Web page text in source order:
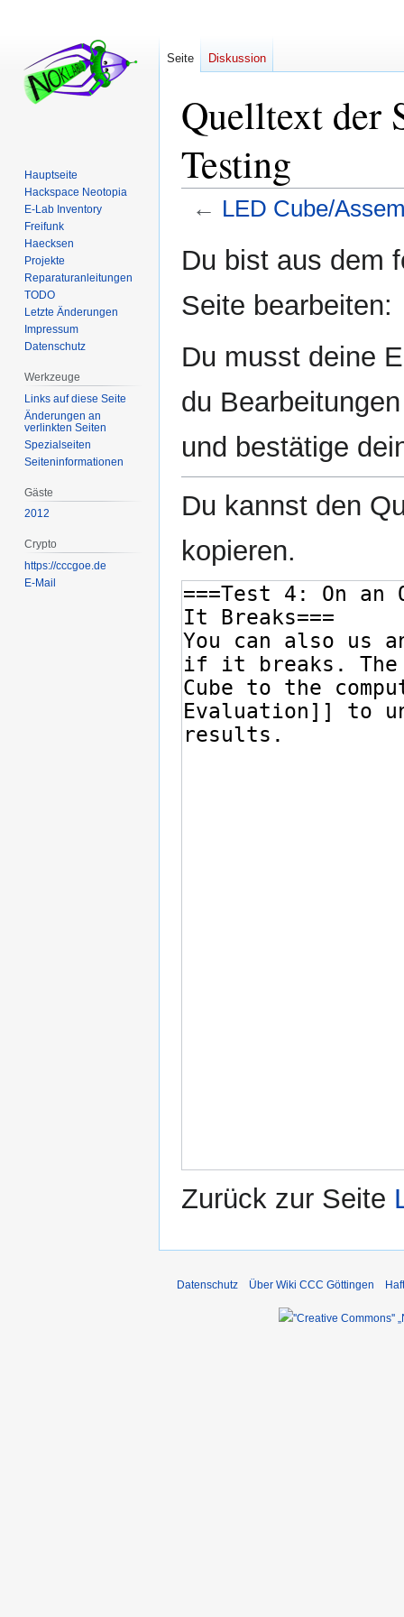
Quelltext der
Testing
← LED Cube/
Navigation
Suche
Du bist aus dem
Seite bearbeiten:
Du musst deine
du
und bestätige
Du kannst den
kopieren.
Zurück zur Seite
Seite Diskussion
Hauptseite
Hackspace Neotopia
E-Lab Inventory
Freifunk
Haecksen
Projekte
Reparaturanleitungen
TODO
Letzte Änderungen
Impressum
Datenschutz
Werkzeuge
Links auf diese Seite
Änderungen an
verlinkten Seiten
Spezialseiten
Seiten­­informationen
Gäste
2012
Crypto
https://cccgoe.de
E-Mail
Datenschutz Über Wiki CCC Göttingen